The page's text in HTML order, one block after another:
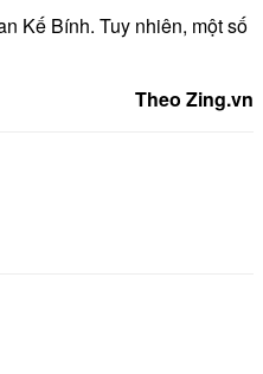
Kế Bính. Tuy nhiên, một số
Theo Zing.vn